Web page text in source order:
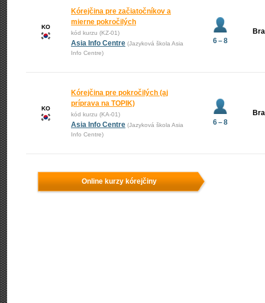
KO
Kórejčina pre začiatočníkov a
mierne pokročilých
kód kurzu (KZ-01)
Asia Info Centre (Jazyková škola Asia
Info Centre)
6 – 8
KO
Kórejčina pre pokročilých (aj
príprava na TOPIK)
kód kurzu (KA-01)
Asia Info Centre (Jazyková škola Asia
Info Centre)
6 – 8
Online kurzy kórejčiny